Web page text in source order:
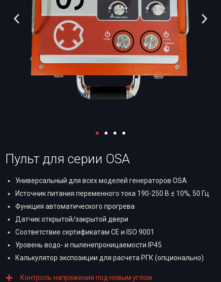
Пульт для серии OSA
Универсальный для всех моделей генераторов OSA
Источник питания переменного тока 190-250 В ± 10%, 50 Гц
Функция автоматического прогрева
Датчик открытой/закрытой двери
Соответствие сертификатам CE и ISO 9001
Уровень водо- и пыленепроницаемости IP45
Калькулятор экспозиции для расчета РГК (опционально)
Контроль напряжения под новым углом